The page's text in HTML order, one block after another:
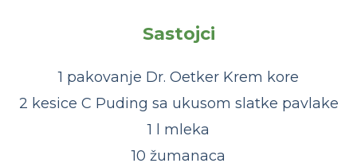
Sastojci
1 pakovanje Dr. Oetker Krem kore
2 kesice C Puding sa ukusom slatke pavlake
1 l mleka
10 žumanaca